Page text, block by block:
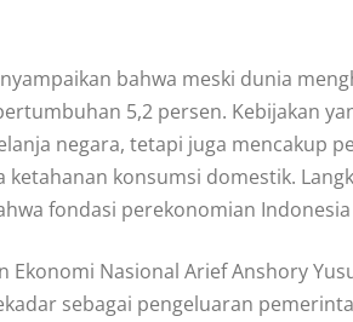
bahwa meski dunia
5,2 persen. Kebijakan
negara, tetapi juga mencakup
ketahanan konsumsi domestik.
fondasi perekonomian
Ekonomi Nasional Arief Anshory
sebagai pengeluaran